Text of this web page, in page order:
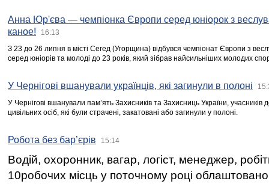
Анна Юр'єва — чемпіонка Європи серед юніорок з
каное!
16:13
З 23 до 26 липня в місті Сегед (Угорщина) відбувся чемпіонат Європи з
серед юніорів та молоді до 23 років, який зібрав найсильніших молодих
У Чернігові вшанували українців, які загинули в полоні
У Чернігові вшанували пам’ять Захисників та Захисниць України,
цивільних осіб, які були страчені, закатовані або загинули у полоні.
Робота без бар’єрів 15:14
Водій, охоронник, вагар, логіст, менеджер,
10робочих місць у поточному році